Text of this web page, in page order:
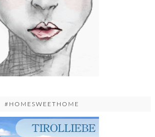
#HOMESWEETHOME